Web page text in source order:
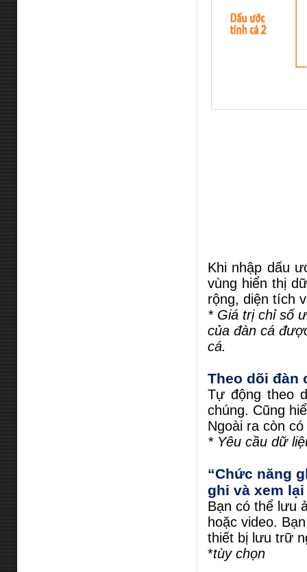
Khi nhập dấu
vùng hiển thị
rộng, diện tích
* Giá trị chỉ số
của đàn cá
cá.
Theo dõi đàn
Tự động theo
chúng. Cũng
Ngoài ra còn
* Yêu cầu dữ
“Chức năng
ghi và xem lại
Bạn có thể lưu
hoặc video.
thiết bị lưu trữ
*tùy chọn